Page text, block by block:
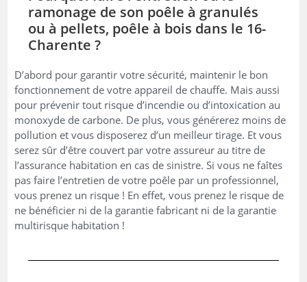
ramonage de son poêle à granulés
ou à pellets, poêle à bois dans le 16-
Charente ?
D’abord pour garantir votre sécurité, maintenir le bon
fonctionnement de votre appareil de chauffe. Mais aussi
pour prévenir tout risque d’incendie ou d’intoxication au
monoxyde de carbone. De plus, vous générerez moins de
pollution et vous disposerez d’un meilleur tirage. Et vous
serez sûr d’être couvert par votre assureur au titre de
l’assurance habitation en cas de sinistre. Si vous ne faîtes
pas faire l’entretien de votre poêle par un professionnel,
vous prenez un risque ! En effet, vous prenez le risque de
ne bénéficier ni de la garantie fabricant ni de la garantie
multirisque habitation !